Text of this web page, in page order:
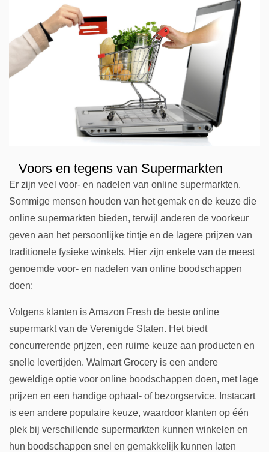
Voors en tegens van Supermarkten
Er zijn veel voor- en nadelen van online supermarkten.
Sommige mensen houden van het gemak en de keuze die
online supermarkten bieden, terwijl anderen de voorkeur
geven aan het persoonlijke tintje en de lagere prijzen van
traditionele fysieke winkels. Hier zijn enkele van de meest
genoemde voor- en nadelen van online boodschappen
doen:
Volgens klanten is Amazon Fresh de beste online
supermarkt van de Verenigde Staten. Het biedt
concurrerende prijzen, een ruime keuze aan producten en
snelle levertijden. Walmart Grocery is een andere
geweldige optie voor online boodschappen doen, met lage
prijzen en een handige ophaal- of bezorgservice. Instacart
is een andere populaire keuze, waardoor klanten op één
plek bij verschillende supermarkten kunnen winkelen en
hun boodschappen snel en gemakkelijk kunnen laten